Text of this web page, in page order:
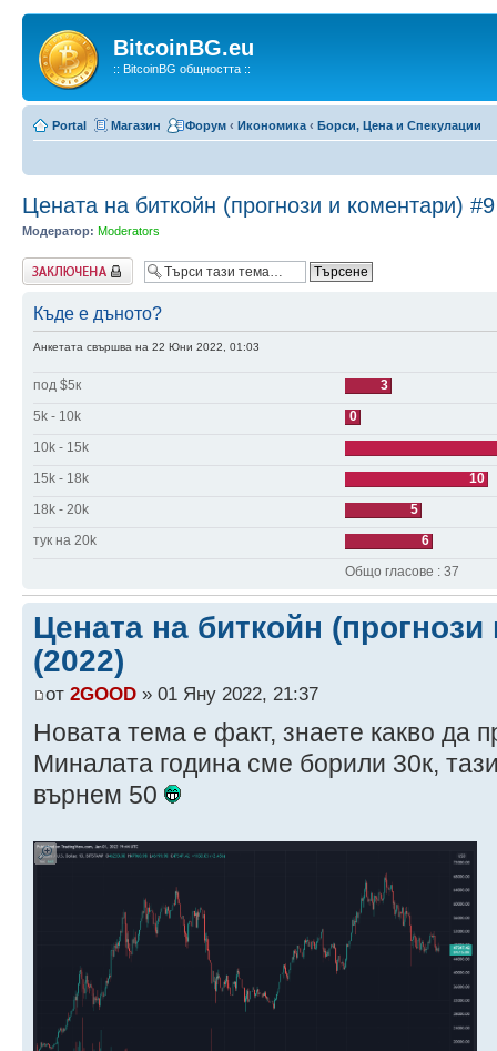
BitcoinBG.eu
:: BitcoinBG общността ::
Portal Магазин Форум ‹ Икономика ‹ Борси, Цена и Спекулации
Цената на биткойн (прогнози и коментари)
Модератор: Moderators
Заключена
Къде е дъното?
Анкетата свършва на 22 Юни 2022, 01:03
под $5к
3
5k - 10k
0
10k - 15k
15k - 18k
10
18k - 20k
5
тук на 20k
6
Общо гласове : 37
Цената на биткойн
(2022)
от 2GOOD » 01 Яну 2022, 21:37
Новата тема е факт, знаете какво да
Миналата година сме борили 30к,
върнем 50